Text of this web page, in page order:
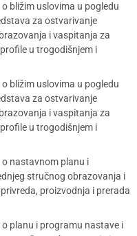
bližim uslovima u pogledu
za ostvarivanje
i vaspitanja za
u trogodišnjem i
bližim uslovima u pogledu
za ostvarivanje
i vaspitanja za
u trogodišnjem i
nastavnom planu i
stručnog obrazovanja i
proizvodnja i prerada
planu i programu nastave i